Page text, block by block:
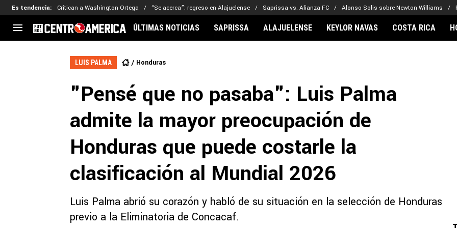
Es tendencia: Critican a Washington Ortega “Se acerca”: regreso en Alajuelense Saprissa vs. Alianza FC Alonso Solis sobre Newton Williams
CENTROAMÉRICA
El Salvador
CONCACAF
Liga de Naciones
Eliminatorias
Copa de Campeones
Copa Centroamericana
MLS
Kervin Arriaga
Nathaniel Méndez-Laing
Alajuelense
Comunicaciones
Olimpia
Real Estelí
ÚLTIMAS NOTICIAS SAPRISSA ALAJUELENSE KEYLOR NAVAS COSTA RICA
LUIS PALMA Honduras
"Pensé que no pasaba": Luis Palma
admite la mayor preocupación de
Honduras que puede costarle la
clasificación al Mundial 2026
Luis Palma abrió su corazón y habló de su situación en la selección de Honduras
previo a la Eliminatoria de Concacaf.